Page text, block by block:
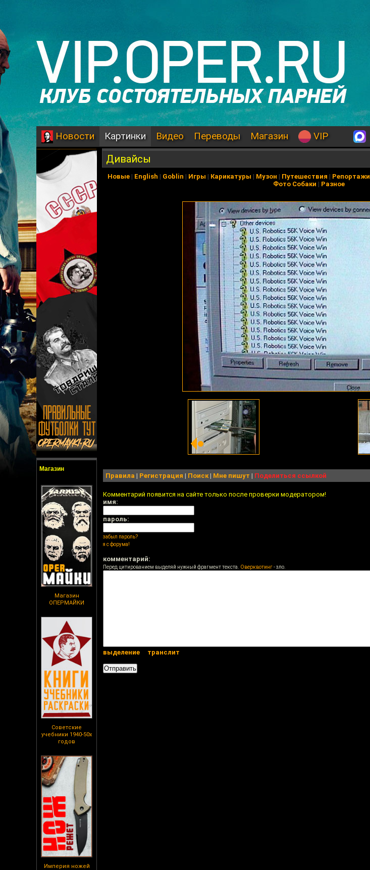
Новости Картинки Видео Переводы Магазин VIP
Магазин
Магазин
ОПЕРМАЙКИ
Советские
учебники 1940-50х
годов
Империя ножей
Дивайсы
Новые| English | Goblin | Игры | Карикатуры | Музон | Путешествия | Репортажи
Фото Собаки | Разное
Правила | Регистрация | Поиск| Мне пишут | Поделиться ссылкой
Комментарий появится на сайте только после проверки модератором!
имя:
пароль:
забыл пароль?
я с форума!
комментарий:
Перед цитированием выделяй нужный фрагмент текста. Оверквотинг- зло.
выделение транслит